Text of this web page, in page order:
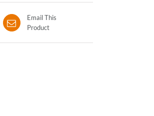
Email This
Product